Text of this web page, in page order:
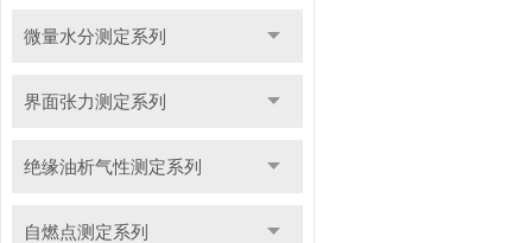
微量水分测定系列
界面张力测定系列
绝缘油析气性测定系列
自燃点测定系列